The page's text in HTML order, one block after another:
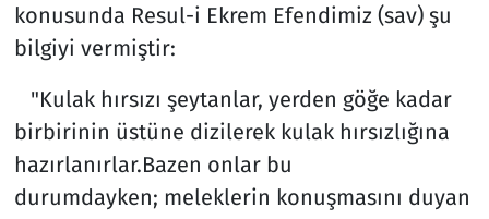
konusunda Resul-i Ekrem Efendimiz (sav) şu
bilgiyi vermiştir:
"Kulak hırsızı şeytanlar, yerden göğe kadar
birbirinin üstüne dizilerek kulak hırsızlığına
hazırlanırlar.Bazen onlar bu
durumdayken; meleklerin konuşmasını duyan